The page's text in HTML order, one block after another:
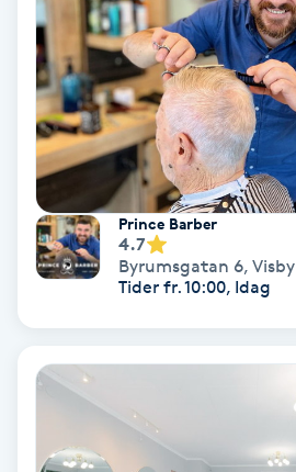
Gravidmassage
Gravidyoga
Gruppträning
Gua Sha-massage
Headspa
Prince Barber
4.7
Byrumsgatan 6, Visby
Tider fr. 10:00, Idag